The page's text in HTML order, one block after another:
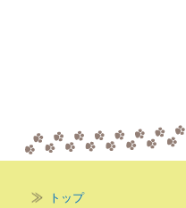
トップ